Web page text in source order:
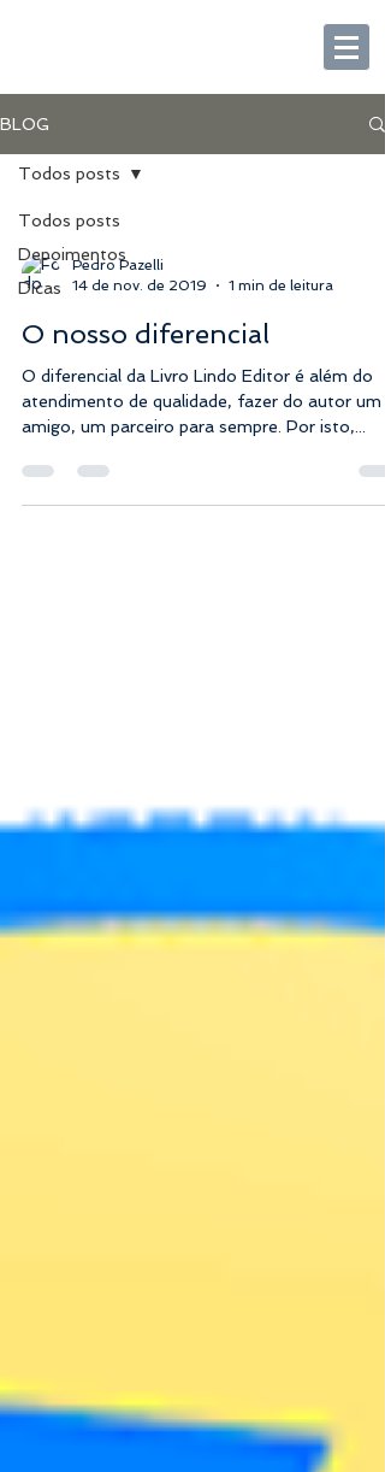
BLOG
Todos posts
Depoimentos
Dicas
Todos posts
Pedro Pazelli
14 de nov. de 2019
1 min de leitura
O nosso diferencial
O diferencial da Livro Lindo Editor é além do
atendimento de qualidade, fazer do autor um
amigo, um parceiro para sempre. Por isto,...